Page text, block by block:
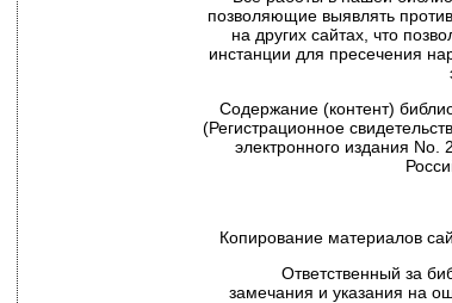
позволяющие выявлять
на других сайтах, что
инстанции для пресечения
Содержание (контент)
(Регистрационное
электронного издания No.
Копирование материалов
Ответственный за
замечания и указания на